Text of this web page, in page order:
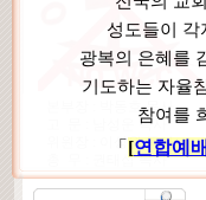
본부장 : 박동호 목사
고 문 : 남성운 목사
위원장 : 이상원 목사
총 무 : 권태섭 목사